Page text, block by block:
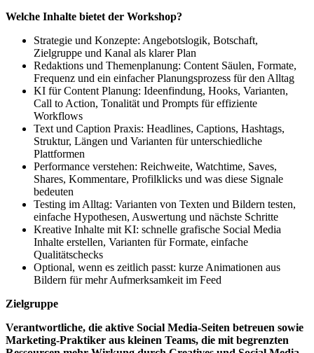
Welche Inhalte bietet der Workshop?
Strategie und Konzepte: Angebotslogik, Botschaft,
Zielgruppe und Kanal als klarer Plan
Redaktions und Themenplanung: Content Säulen, Formate,
Frequenz und ein einfacher Planungsprozess für den Alltag
KI für Content Planung: Ideenfindung, Hooks, Varianten,
Call to Action, Tonalität und Prompts für effiziente
Workflows
Text und Caption Praxis: Headlines, Captions, Hashtags,
Struktur, Längen und Varianten für unterschiedliche
Plattformen
Performance verstehen: Reichweite, Watchtime, Saves,
Shares, Kommentare, Profilklicks und was diese Signale
bedeuten
Testing im Alltag: Varianten von Texten und Bildern testen,
einfache Hypothesen, Auswertung und nächste Schritte
Kreative Inhalte mit KI: schnelle grafische Social Media
Inhalte erstellen, Varianten für Formate, einfache
Qualitätschecks
Optional, wenn es zeitlich passt: kurze Animationen aus
Bildern für mehr Aufmerksamkeit im Feed
Zielgruppe
Verantwortliche, die aktive Social Media-Seiten betreuen sowie
Marketing-Praktiker aus kleinen Teams, die mit begrenzten